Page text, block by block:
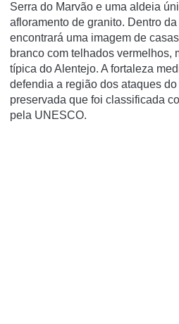
Serra do Marvão e uma aldeia
afloramento de granito. Dentro
encontrará uma imagem de
branco com telhados vermelhos,
típica do Alentejo. A fortaleza
defendia a região dos ataques
preservada que foi classificada
pela UNESCO.